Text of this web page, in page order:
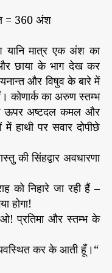
= 360 अंश
मात्र एक अंश का
छाया के भाग देख कर
और विषुव के बारे में
कोणार्क का अरुण स्तम्भ
ऊपर अष्टदल कमल और
हाथी पर सवार दोपीछे
की सिंहद्वार अवधारणा
को निहारे जा रही हैं –
होगा!
प्रतिमा और स्तम्भ के
कर के आती हूँ।“